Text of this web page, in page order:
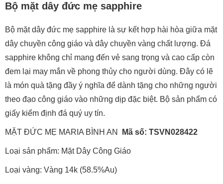
Bộ mặt dây đức mẹ sapphire
Bộ mặt dây đức mẹ sapphire là sự kết hợp hài hòa giữa mặt
dây chuyền công giáo và dây chuyền vàng chất lượng. Đá
sapphire không chỉ mang đến vẻ sang trọng và cao cấp còn
đem lại may mắn về phong thủy cho người dùng. Đây có lẽ
là món quà tặng đầy ý nghĩa để dành tặng cho những người
theo đạo công giáo vào những dịp đặc biệt. Bộ sản phẩm có
giấy kiểm định đá quý uy tín.
MẶT ĐỨC MẸ MARIA BÌNH AN Mã số: TSVN028422
Loại sản phẩm: Mặt Dây Công Giáo
Loại vàng: Vàng 14k (58.5%Au)